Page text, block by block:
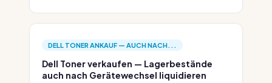
DELL TONER ANKAUF — AUCH NACH...
Dell Toner verkaufen — Lagerbestände
auch nach Gerätewechsel liquidieren